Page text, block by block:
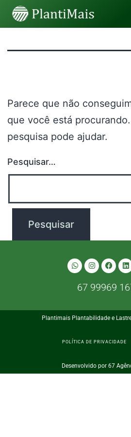
Parece que não
que você está
pesquisa pode ajudar.
Pesquisar…
67 99969
Plantimais Plantabilidade e
POLÍTICA DE PRIVACIDADE
Desenvolvido por 67